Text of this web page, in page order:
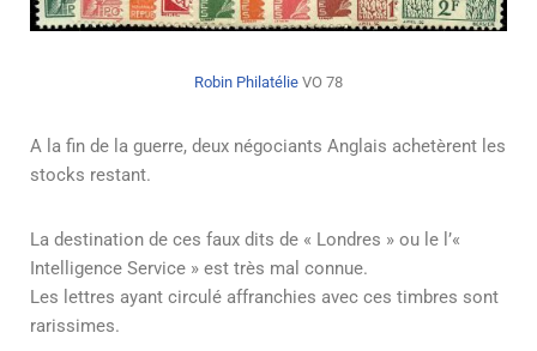
Robin Philatélie VO 78
A la fin de la guerre, deux négociants Anglais achetèrent les
stocks restant.
La destination de ces faux dits de « Londres » ou le l’«
Intelligence Service » est très mal connue.
Les lettres ayant circulé affranchies avec ces timbres sont
rarissimes.